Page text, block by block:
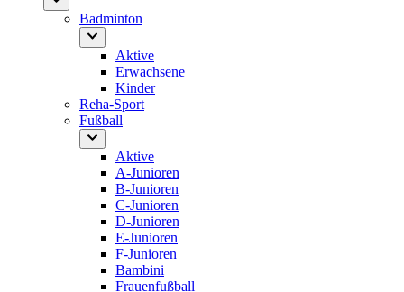
Badminton
Aktive
Erwachsene
Kinder
Reha-Sport
Fußball
Aktive
A-Junioren
B-Junioren
C-Junioren
D-Junioren
E-Junioren
F-Junioren
Bambini
Frauenfußball